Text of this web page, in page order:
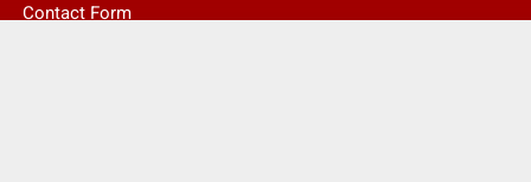
Contact Form